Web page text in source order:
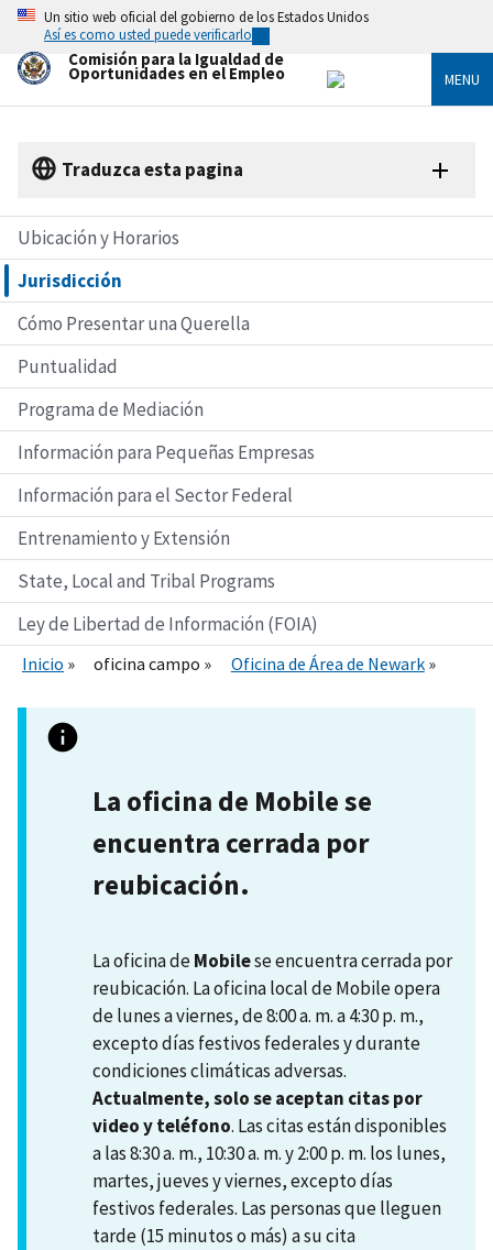
Skip
main
content
Un sitio web oficial del gobierno de los Estados Unidos
Así es como usted puede verificarlo
Comisión para la Igualdad de
Oportunidades en el Empleo MENU
Traduzca esta pagina
Ubicación y Horarios
Jurisdicción
Cómo Presentar una Querella
Puntualidad
Programa de Mediación
Información para Pequeñas Empresas
Información para el Sector Federal
Entrenamiento y Extensión
State, Local and Tribal Programs
Ley de Libertad de Información (FOIA)
Inicio oficina campo Oficina de Área de Newark
La oficina de Mobile se
encuentra cerrada por
reubicación.
La oficina deMobilese encuentra cerrada por
reubicación. La oficina local de Mobile opera
de lunes a viernes, de 8:00 a. m. a 4:30 p. m.,
excepto días festivos federales y durante
condiciones climáticas adversas.
Actualmente, solo se aceptan citas por
video y teléfono. Las citas están disponibles
a las 8:30 a. m., 10:30 a. m. y 2:00 p. m. los lunes,
martes, jueves y viernes, excepto días
festivos federales. Las personas que lleguen
tarde (15 minutos o más) a su cita